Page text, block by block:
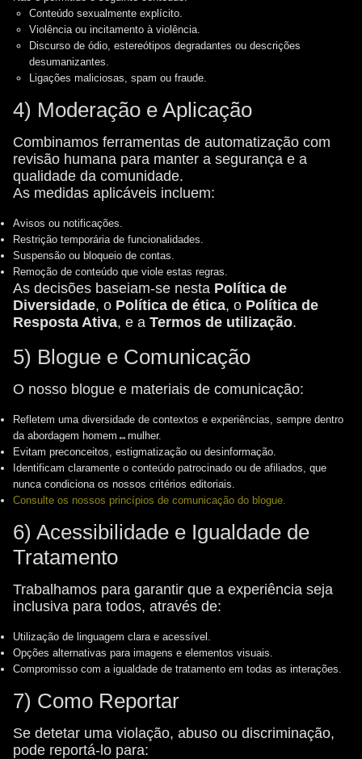
Conteúdo sexualmente explícito.
Violência ou incitamento à violência.
Discurso de ódio, estereótipos degradantes ou descrições
desumanizantes.
Ligações maliciosas, spam ou fraude.
4) Moderação e Aplicação
Combinamos ferramentas de automatização com
revisão humana para manter a segurança e a
qualidade da comunidade.
As medidas aplicáveis incluem:
Avisos ou notificações.
Restrição temporária de funcionalidades.
Suspensão ou bloqueio de contas.
Remoção de conteúdo que viole estas regras.
As decisões baseiam-se nesta Política de
Diversidade, o Política de ética, o Política de
Resposta Ativa, e a Termos de utilização.
5) Blogue e Comunicação
O nosso blogue e materiais de comunicação:
Refletem uma diversidade de contextos e experiências, sempre dentro
da abordagem homem↔mulher.
Evitam preconceitos, estigmatização ou desinformação.
Identificam claramente o conteúdo patrocinado ou de afiliados, que
nunca condiciona os nossos critérios editoriais.
Consulte os nossos princípios de comunicação do blogue.
6) Acessibilidade e Igualdade de
Tratamento
Trabalhamos para garantir que a experiência seja
inclusiva para todos, através de:
Utilização de linguagem clara e acessível.
Opções alternativas para imagens e elementos visuais.
Compromisso com a igualdade de tratamento em todas as interações.
7) Como Reportar
Se detetar uma violação, abuso ou discriminação,
pode reportá-lo para: